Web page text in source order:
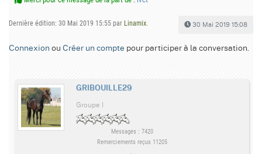
Dernière édition: 30 Mai 2019 15:55 par Linamix. 30 Mai 2019 15:08
Connexion ou Créer un compte pour participer à la conversation.
GRIBOUILLE29
Groupe I
Messages : 7420
Remerciements reçus 11205